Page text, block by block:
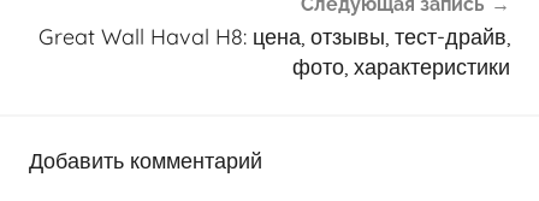
Great Wall Haval H8: цена, отзывы, тест-драйв,
фото, характеристики
Добавить комментарий